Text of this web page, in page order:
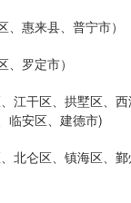
惠来县、普宁市）
罗定市）
江干区、拱墅区、
临安区、建德市)
北仑区、镇海区、